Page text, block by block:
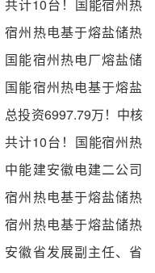
技术研究及示范应用工
程施工项目公开招标
共计10台！国能宿州热
电厂熔盐储热项目熔盐
流量计询价采购
宿州热电基于熔盐储热
的煤电灵活性关键技术
研究及示范应用熔盐流
量计询价采购
国能宿州热电厂熔盐储
热项目勘察设计支持服
务采购
国能宿州热电基于熔盐
储热的煤电灵活性关键
技术研究及示范应用工
程施工项目中标候选人
公示
总投资6997.79万！中核
热盐公司储能熔盐新材
料建设项目开工仪式顺
利举行
共计10台！国能宿州热
电厂熔盐储热项目熔盐
流量计询价采购结果公
告
中能建安徽电建二公司
承接的全国首个熔盐储
热科技示范工程完成首
个钢结构吊装
宿州热电基于熔盐储热
的煤电灵活性关键技术
研究及示范应用项目熔
盐系统阀门采购
宿州热电基于熔盐储热
的煤电灵活性关键技术
研究及示范应用项目熔
安徽省发展副主任、省